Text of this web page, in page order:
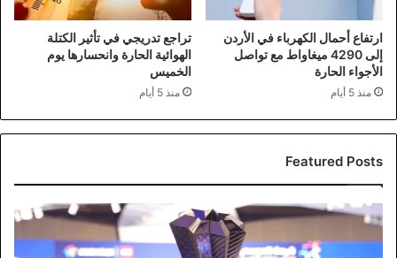
ارتفاع أحمال الكهرباء في الأردن
إلى 4290 ميغاواط مع تواصل
الأجواء الحارة
منذ 5 أيام
تراجع تدريجي في تأثير الكتلة
الهوائية الحارة وانحسارها يوم
الخميس
منذ 5 أيام
Featured Posts
قمة
بين
الفيصلي